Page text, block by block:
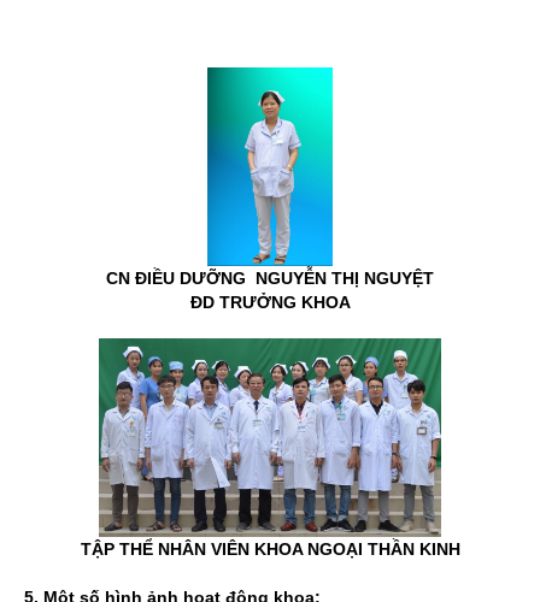
CN ĐIỀU DƯỠNG NGUYỄN THỊ NGUYỆT
ĐD TRƯỞNG KHOA
TẬP THỂ NHÂN VIÊN KHOA NGOẠI THẦN KINH
5. Một số hình ảnh hoạt động khoa: